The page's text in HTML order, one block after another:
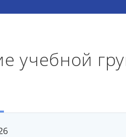
учебной